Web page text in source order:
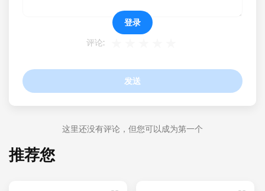
评论:
发送
登录
这里还没有评论，但您可以成为第一个
推荐您